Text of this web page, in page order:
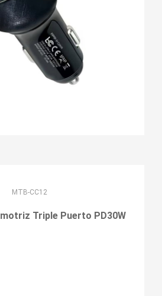
MTB-CC12
Triple Puerto PD30W